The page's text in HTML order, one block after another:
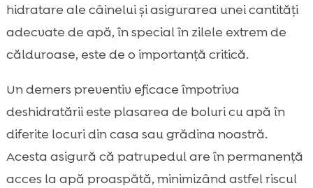
hidratare ale câinelui și asigurarea unei cantități
adecvate de apă, în special în zilele extrem de
călduroase, este de o importanță critică.
Un demers preventiv eficace împotriva
deshidratării este plasarea de boluri cu apă în
diferite locuri din casa sau grădina noastră.
Acesta asigură că patrupedul are în permanență
acces la apă proaspătă, minimizând astfel riscul